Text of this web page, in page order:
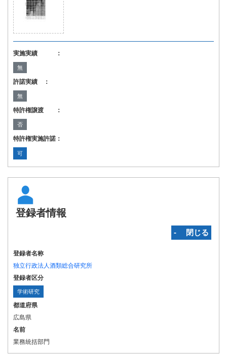
実施実績 ：
無
許諾実績 ：
無
特許権譲渡 ：
否
特許権実施許諾：
可
登録者情報
‐ 閉じる
登録者名称
独立行政法人酒類総合研究所
登録者区分
学術研究
都道府県
広島県
名前
業務統括部門